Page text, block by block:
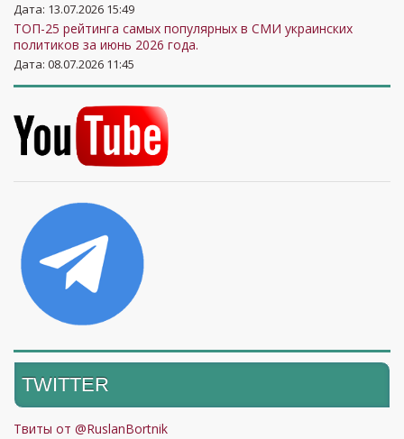
Дата: 13.07.2026 15:49
ТОП-25 рейтинга самых популярных в СМИ украинских
политиков за июнь 2026 года.
Дата: 08.07.2026 11:45
TWITTER
Твиты от @RuslanBortnik